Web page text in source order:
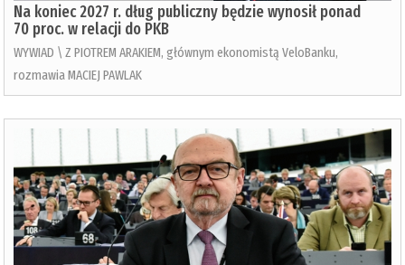
Na koniec 2027 r. dług publiczny będzie wynosił ponad
70 proc. w relacji do PKB
WYWIAD \ Z PIOTREM ARAKIEM, głównym ekonomistą VeloBanku,
rozmawia MACIEJ PAWLAK